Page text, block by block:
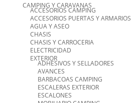
CAMPING Y CARAVANAS
ACCESORIOS CAMPING
ACCESORIOS PUERTAS Y ARMARIOS
AGUA Y ASEO
CHASIS
CHASIS Y CARROCERIA
ELECTRICIDAD
EXTERIOR
ADHESIVOS Y SELLADORES
AVANCES
BARBACOAS CAMPING
ESCALERAS EXTERIOR
ESCALONES